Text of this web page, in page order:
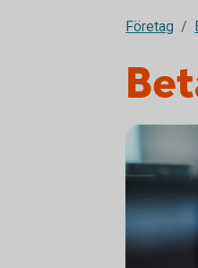
Företag